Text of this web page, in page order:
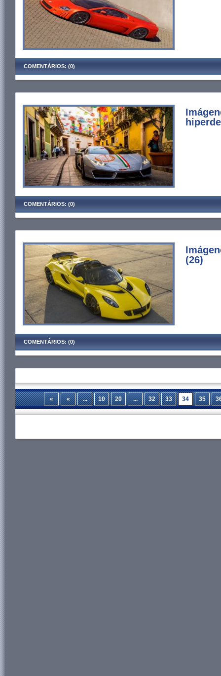
COMENTÁRIOS: (0)
COMENTÁRIOS: (0)
(26)
COMENTÁRIOS: (0)
« « ... 10 20 ... 32 33 34 35